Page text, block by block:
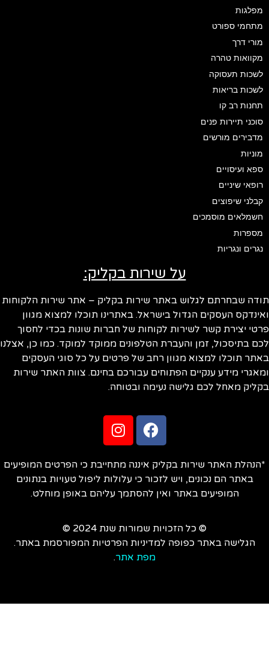
מפלגות
מתחמי ספורט
מורי דרך
מקוואות טהרה
לשכות תעסוקה
לשכות בריאות
תחנות רב קו
סוכני תיירות פנים
מדבירים מורשים
מוניות
ספא ועיסויים
רופאי שיניים
קבלני שיפוצים
חשמלאים מוסמכים
מספרות
נגרים ונגריות
על שירות בקליק:
שבחרתם לגלוש באתר שירות בקליק – אתר שירות הלקוחות
העסקים הגדול בישראל. באתרינו תוכלו למצוא מגוון
יצירת קשר לשירות לקוחות של חברות שונות בכדי לחסוך
בתיסכול, זמן והעברת הטלפונים ממוקד למוקד. כמו כן, אצלנו
תוכלו למצוא מגוון רחב של פרטים על כל סוגי העסקים
מידע ענקיים הפתוחים עבורכם בחינם. צוות האתר שירות
מאחל לכם גלישה נעימה ובטוחה.
האתר שירות בקליק איננה מתחייבת כי הפרטים המופיעים
באתר הם נכונים, ויש לזכור כי עלולות ליפול טעויות בנתונים
המופיעים באתר ואין להסתמך עליהם באופן מוחלט.
© כל הזכויות שמורות שנת 2024 ©
הגלישה באתר כפופה למדיניות הפרטיות המפורסמת באתר.
מפת אתר.